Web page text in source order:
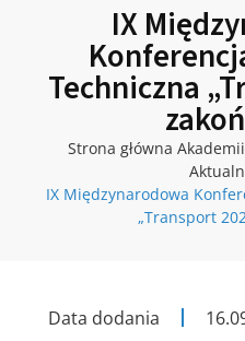
IX
Techniczna
Strona główna Akademii
IX Międzynarodowa
„Transport
Data dodania